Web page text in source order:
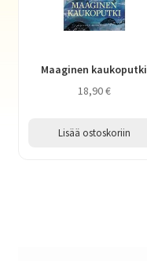
Maaginen kaukoputki
18,90€
Lisää ostoskoriin